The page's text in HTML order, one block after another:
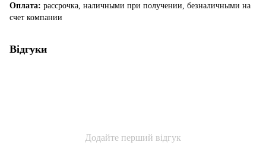
Оплата: рассрочка, наличными при получении, безналичными на
счет компании
Відгуки
Додайте перший відгук